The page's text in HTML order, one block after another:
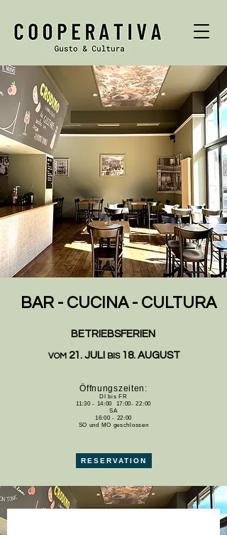
BAR - CUCINA - CULTURA
Öffnungszeiten:
DI bis FR
11:30 - 14:00 17:00- 22:00
SA
16:00 - 22:00
SO und MO geschlossen
RESERVATION
BETRIEBSFERIEN
VOM 21. JULI BIS18. AUGUST